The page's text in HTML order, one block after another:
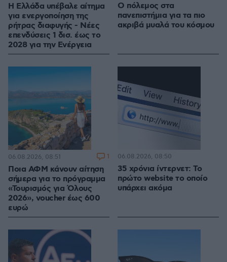
Η Ελλάδα υπέβαλε αίτημα
για ενεργοποίηση της
ρήτρας διαφυγής - Νέες
επενδύσεις 1 δισ. έως το
2028 για την Ενέργεια
Ο πόλεμος στα
πανεπιστήμια για τα πιο
ακριβά μυαλά του κόσμου
Ποια ΑΦΜ κάνουν αίτηση
σήμερα για το πρόγραμμα
«Τουρισμός για Όλους
2026», voucher έως 600
ευρώ
06.08.2026, 08:51 1
35 χρόνια ίντερνετ: Το
πρώτο website το οποίο
υπάρχει ακόμα
06.08.2026, 08:50